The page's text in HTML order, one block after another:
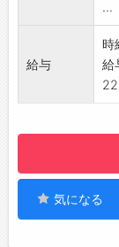
り
・
■
・
・
...
給与
時
給
気になる